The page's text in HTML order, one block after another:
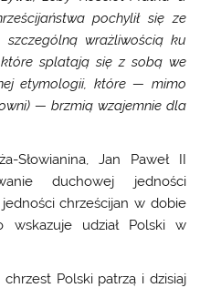
pochylił się ze
szczególną wrażliwością ku
splatają się z sobą we
etymologii, które — mimo
— brzmią wzajemnie dla
Słowianina, Jan Paweł II
duchowej jedności
chrześcijan w dobie
wskazuje udział Polski w
Polski patrzą i dzisiaj